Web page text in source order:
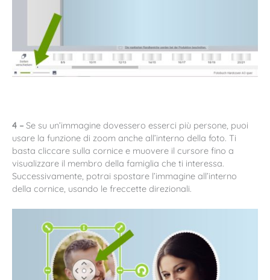
4 – Se su un’immagine dovessero esserci più persone, puoi
usare la funzione di zoom anche all’interno della foto. Ti
basta cliccare sulla cornice e muovere il cursore fino a
visualizzare il membro della famiglia che ti interessa.
Successivamente, potrai spostare l’immagine all’interno
della cornice, usando le freccette direzionali.